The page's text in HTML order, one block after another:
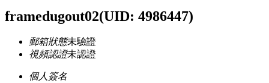
framedugout02(UID: 4986447)
郵箱狀態未驗證
視頻認證未認證
個人簽名